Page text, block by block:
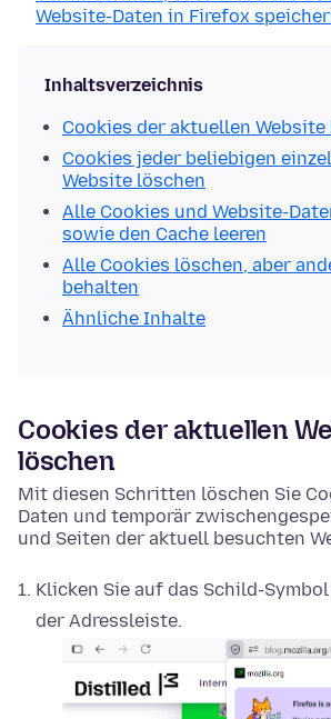
Website-Daten in Firefox
Inhaltsverzeichnis
Cookies der aktuellen Website
Cookies jeder beliebigen
Website löschen
Alle Cookies und Website-
sowie den Cache leeren
Alle Cookies löschen, aber
behalten
Ähnliche Inhalte
Cookies der aktuellen
löschen
Mit diesen Schritten löschen Sie
Daten und temporär
und Seiten der aktuell besuchten
Klicken Sie auf das Schild-Symbol
der Adressleiste.